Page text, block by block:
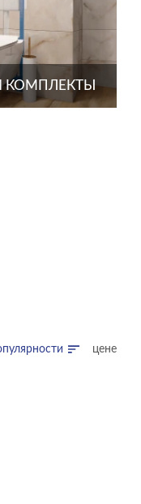
КОМПЛЕКТЫ
цене